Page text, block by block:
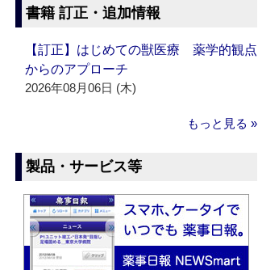
書籍 訂正・追加情報
【訂正】はじめての獣医療 薬学的観点
からのアプローチ
2026年08月06日 (木)
もっと見る »
製品・サービス等